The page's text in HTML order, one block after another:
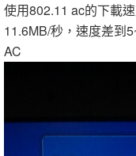
使用802.11 ac的下載
11.6MB/秒，速度差到
AC